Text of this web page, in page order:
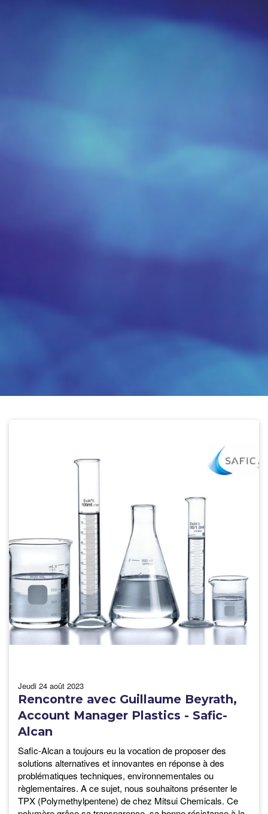
jeudi 24 août 2023
Rencontre avec Guillaume Beyrath,
Account Manager Plastics - Safic-
Alcan
Safic-Alcan a toujours eu la vocation de proposer des
solutions alternatives et innovantes en réponse à des
problématiques techniques, environnementales ou
règlementaires. A ce sujet, nous souhaitons présenter le
TPX (Polymethylpentene) de chez Mitsui Chemicals. Ce